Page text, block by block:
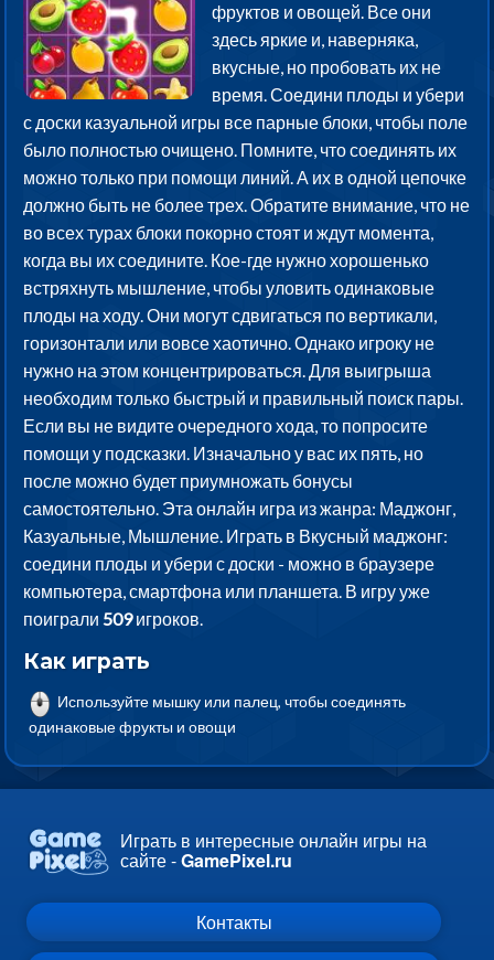
фруктов и овощей. Все они
здесь яркие и, наверняка,
вкусные, но пробовать их не
время. Соедини плоды и убери
с доски казуальной игры все парные блоки, чтобы поле
было полностью очищено. Помните, что соединять их
можно только при помощи линий. А их в одной цепочке
должно быть не более трех. Обратите внимание, что не
во всех турах блоки покорно стоят и ждут момента,
когда вы их соедините. Кое-где нужно хорошенько
встряхнуть мышление, чтобы уловить одинаковые
плоды на ходу. Они могут сдвигаться по вертикали,
горизонтали или вовсе хаотично. Однако игроку не
нужно на этом концентрироваться. Для выигрыша
необходим только быстрый и правильный поиск пары.
Если вы не видите очередного хода, то попросите
помощи у подсказки. Изначально у вас их пять, но
после можно будет приумножать бонусы
самостоятельно. Эта онлайн игра из жанра: Маджонг,
Казуальные, Мышление. Играть в Вкусный маджонг:
соедини плоды и убери с доски - можно в браузере
компьютера, смартфона или планшета. В игру уже
поиграли509игроков.
Как играть
Используйте мышку или палец, чтобы соединять
одинаковые фрукты и овощи
Играть в интересные онлайн игры на
сайте -GamePixel.ru
Контакты